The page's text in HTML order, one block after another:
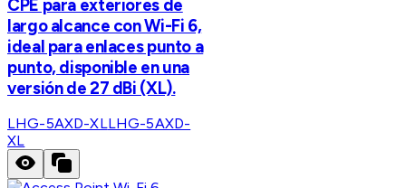
CPE para exteriores de
largo alcance con Wi-Fi 6,
ideal para enlaces punto a
punto, disponible en una
versión de 27 dBi (XL).
LHG-5AXD-XLLHG-5AXD-
XL